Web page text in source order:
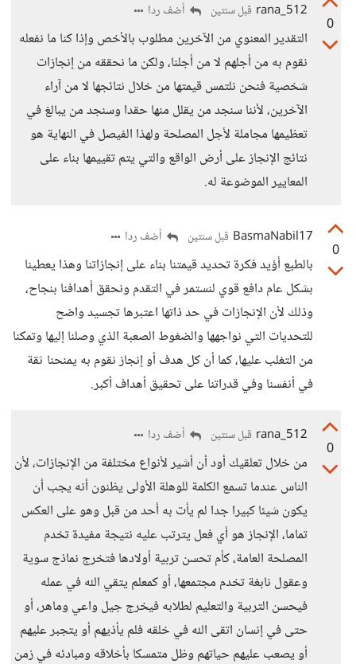
0
rana_512 قبل سنتين أضف ردا
التقدير المعنوي من الآخرين مطلوب بالأخص وإذا كنا ما نفعله
نقوم به من أجلهم لا من أجلنا، ولكن ما نحققه من إنجازات
شخصية فنحن نلتمس قيمتها من خلال نتائجها لا من آراء
الآخرين، لأننا سنجد من يقلل منها حقدا وسنجد من يبالغ في
تعظيمها مجاملة لأجل المصلحة ولهذا الفيصل في النهاية هو
نتائج الإنجاز على أرض الواقع والتي يتم تقييمها بناء على
المعايير الموضوعة له.
0
BasmaNabil17 قبل سنتين أضف ردا
بالطبع أؤيد فكرة تحديد قيمتنا بناء على إنجازاتنا وهذا يعطينا
بشكل عام دافع قوي لنستمر في التقدم ونحقق أهدافنا بنجاح،
وذلك لأن الإنجازات في حد ذاتها اعتبرها تجسيد واضح
للتحديات التي نواجهها والضغوط الصعبة الذي وصلنا إليها وتمكنا
من التغلب عليها، كما أن كل هدف أو إنجاز نقوم به يمنحنا ثقة
في أنفسنا وفي قدراتنا على تحقيق أهداف أكبر.
0
rana_512 قبل سنتين أضف ردا
من خلال تعلقيك أود أن أشير لأنواع مختلفة من الإنجازات، لأن
الناس عندما تسمع الكلمة للوهلة الأولى يظنون أنه يجب أن
يكون شيئا كبيرا جدا لم يأت به أحد من قبل وهو على العكس
تماما، الإنجاز هو أي فعل يترتب عليه نتيجة مفيدة تخدم
المصلحة العامة، كأم تحسن تربية أولادها فتخرج نماذج سوية
وعقول نابغة تخدم مجتمعها، أو كمعلم يتقي الله في عمله
فيحسن التربية والتعليم لطلابه فيخرج جيل واعي وماهر، أو
حتى في إنسان اتقى الله في خلقه فلم يأذيهم أو يتجبر عليهم
أو يصعب عليهم حياتهم وظل متمسكا بأخلاقه ومبادئه في زمن